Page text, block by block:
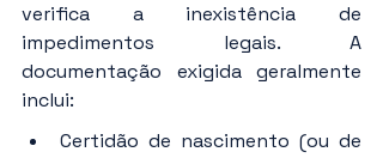
verifica a inexistência de
impedimentos legais. A
documentação exigida geralmente
inclui:
Certidão de nascimento (ou de